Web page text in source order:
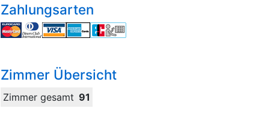
Zahlungsarten
Zimmer Übersicht
Zimmer gesamt 91